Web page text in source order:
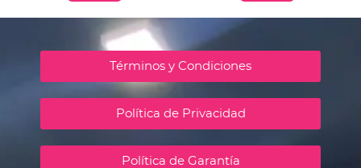
Términos y Condiciones
Política de Privacidad
Política de Garantía